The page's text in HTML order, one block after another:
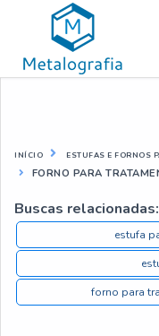
INÍCIO ESTUFAS E FORNOS
FORNO PARA
Buscas relacionadas:
estufa
forno para